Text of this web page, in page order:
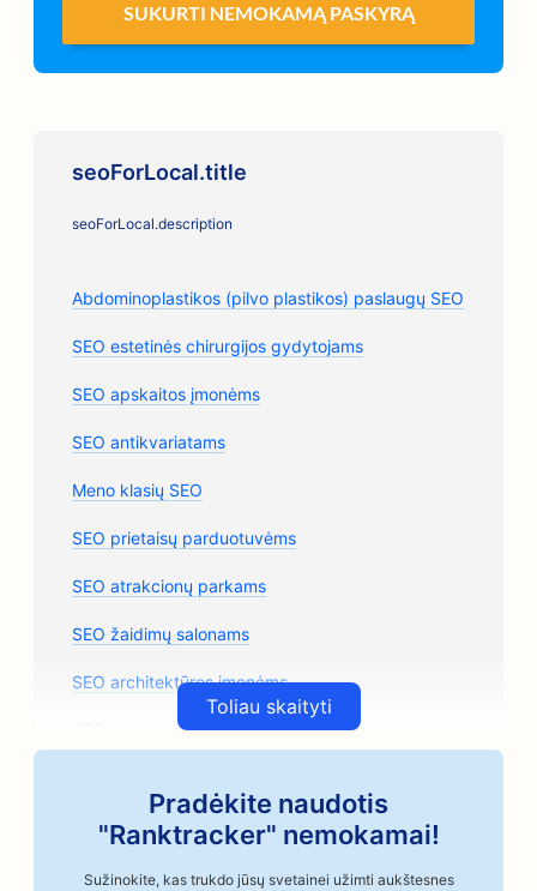
SUKURTI NEMOKAMĄ PASKYRĄ
seoForLocal.title
seoForLocal.description
Abdominoplastikos (pilvo plastikos) paslaugų SEO
SEO estetinės chirurgijos gydytojams
SEO apskaitos įmonėms
SEO antikvariatams
Meno klasių SEO
SEO prietaisų parduotuvėms
SEO atrakcionų parkams
SEO žaidimų salonams
SEO architektūros įmonėms
SEO amatininkų kavos skrudintojams
SEO automobilių remonto parduotuvėms
SEO automobilių kėbulų parduotuvėms
Toliau skaityti
Pradėkite naudotis
"Ranktracker" nemokamai!
Sužinokite, kas trukdo jūsų svetainei užimti aukštesnes